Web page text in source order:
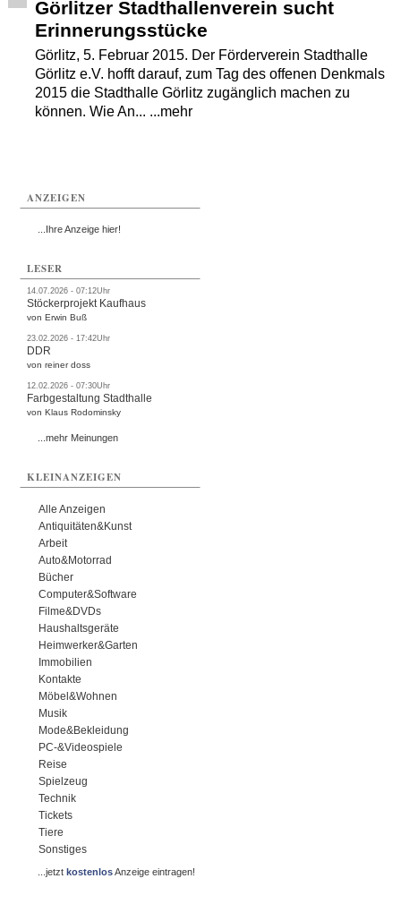
Görlitzer Stadthallenverein sucht
Erinnerungsstücke
Görlitz, 5. Februar 2015. Der Förderverein Stadthalle
Görlitz e.V. hofft darauf, zum Tag des offenen Denkmals
2015 die Stadthalle Görlitz zugänglich machen zu
können. Wie An... ...mehr
ANZEIGEN
...Ihre Anzeige hier!
LESER
14.07.2026 - 07:12Uhr
Stöckerprojekt Kaufhaus
von Erwin Buß
23.02.2026 - 17:42Uhr
DDR
von reiner doss
12.02.2026 - 07:30Uhr
Farbgestaltung Stadthalle
von Klaus Rodominsky
...mehr Meinungen
KLEINANZEIGEN
Alle Anzeigen
Antiquitäten&Kunst
Arbeit
Auto&Motorrad
Bücher
Computer&Software
Filme&DVDs
Haushaltsgeräte
Heimwerker&Garten
Immobilien
Kontakte
Möbel&Wohnen
Musik
Mode&Bekleidung
PC-&Videospiele
Reise
Spielzeug
Technik
Tickets
Tiere
Sonstiges
...jetztkostenlosAnzeige eintragen!